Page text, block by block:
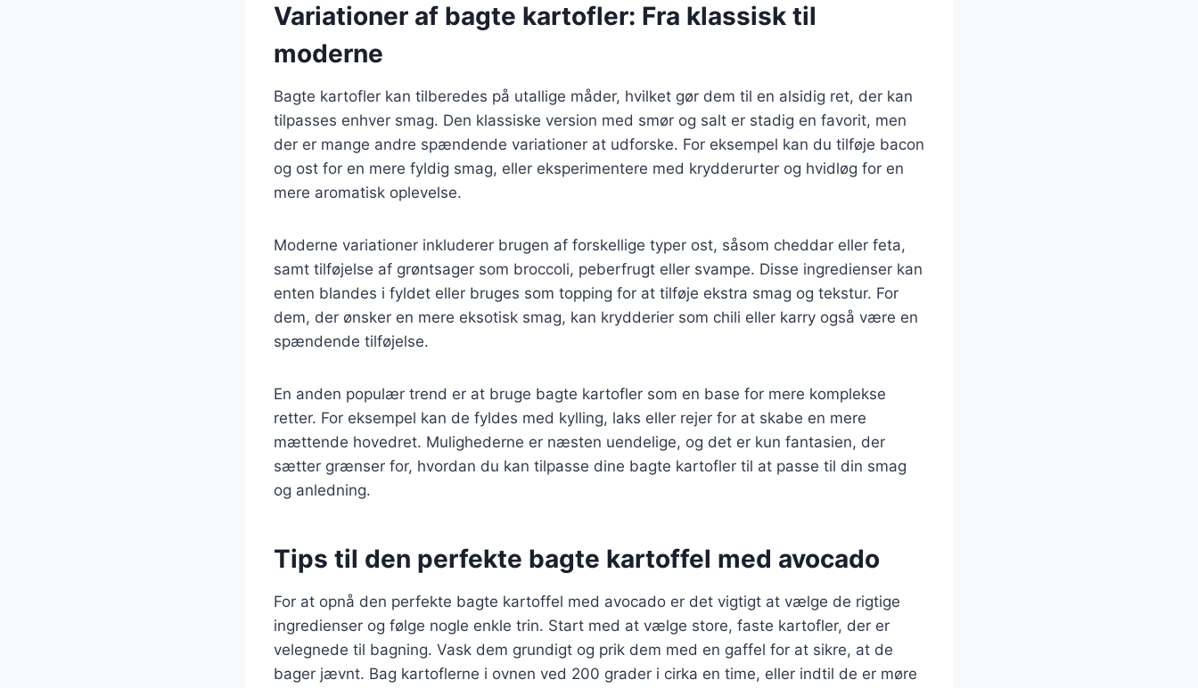
Variationer af bagte kartofler: Fra klassisk til
moderne
Bagte kartofler kan tilberedes på utallige måder, hvilket gør dem til en alsidig ret, der kan
tilpasses enhver smag. Den klassiske version med smør og salt er stadig en favorit, men
der er mange andre spændende variationer at udforske. For eksempel kan du tilføje bacon
og ost for en mere fyldig smag, eller eksperimentere med krydderurter og hvidløg for en
mere aromatisk oplevelse.
Moderne variationer inkluderer brugen af forskellige typer ost, såsom cheddar eller feta,
samt tilføjelse af grøntsager som broccoli, peberfrugt eller svampe. Disse ingredienser kan
enten blandes i fyldet eller bruges som topping for at tilføje ekstra smag og tekstur. For
dem, der ønsker en mere eksotisk smag, kan krydderier som chili eller karry også være en
spændende tilføjelse.
En anden populær trend er at bruge bagte kartofler som en base for mere komplekse
retter. For eksempel kan de fyldes med kylling, laks eller rejer for at skabe en mere
mættende hovedret. Mulighederne er næsten uendelige, og det er kun fantasien, der
sætter grænser for, hvordan du kan tilpasse dine bagte kartofler til at passe til din smag
og anledning.
Tips til den perfekte bagte kartoffel med avocado
For at opnå den perfekte bagte kartoffel med avocado er det vigtigt at vælge de rigtige
ingredienser og følge nogle enkle trin. Start med at vælge store, faste kartofler, der er
velegnede til bagning. Vask dem grundigt og prik dem med en gaffel for at sikre, at de
bager jævnt. Bag kartoflerne i ovnen ved 200 grader i cirka en time, eller indtil de er møre